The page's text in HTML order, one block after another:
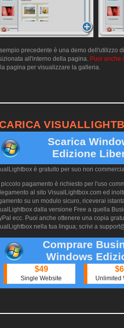
precedente è una demo dell'utilizzo
all'interno della pagina. Puoi anche
pagina per visualizzare la galleria.
Scarica
Edizione
è gratuito per suo non
piccolo pagamento è richiesto per l'uso
al sito VisualLightbox.com ed
su un modulo sicuro, riceverai
dalla versione Free a quella
ecc. Puoi anche ottenere una copia
nella tua lingua; scrivi a
Comprare
Windows
$49
Single Website Unlimited